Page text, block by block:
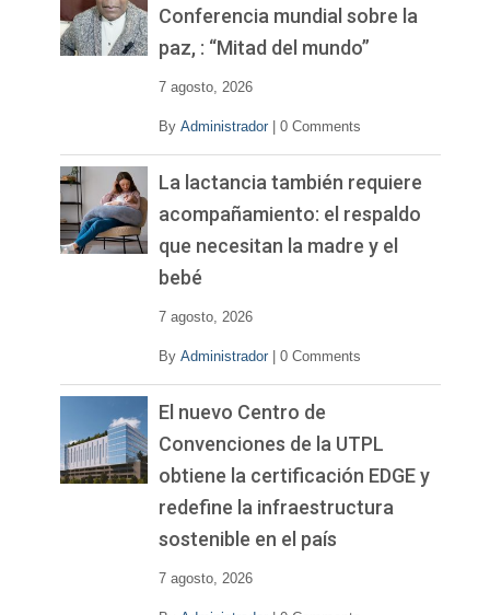
Conferencia mundial sobre la
paz, : “Mitad del mundo”
7 agosto, 2026
By Administrador 0 Comments
La lactancia también requiere
acompañamiento: el respaldo
que necesitan la madre y el
bebé
7 agosto, 2026
By Administrador 0 Comments
El nuevo Centro de
Convenciones de la UTPL
obtiene la certificación EDGE y
redefine la infraestructura
sostenible en el país
7 agosto, 2026